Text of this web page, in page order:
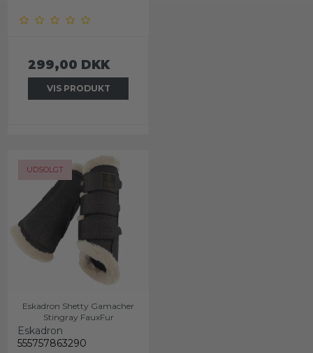
299,00 DKK
VIS PRODUKT
UDSOLGT
Eskadron Shetty Gamacher
Stingray FauxFur
Eskadron
555757863290